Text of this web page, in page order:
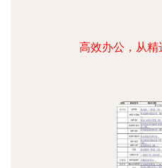
高效办公，从